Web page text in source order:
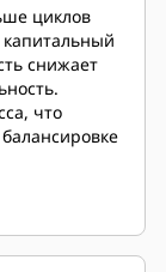
циклов
снижает
что
Cat